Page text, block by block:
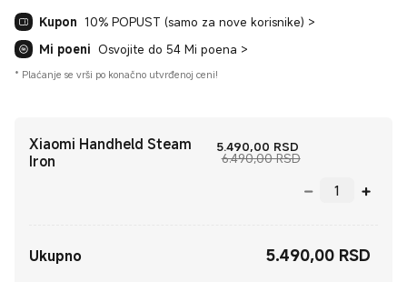
Kupon 10% POPUST (samo za nove korisnike) >
Mi poeni Osvojite do 54 Mi poena >
* Plaćanje se vrši po konačno utvrđenoj ceni!
Xiaomi Handheld Steam
Iron
5.490,00 RSDCurrent Price
6.490,00 RSDTržišna cena
Ukupno 5.490,00 RSD